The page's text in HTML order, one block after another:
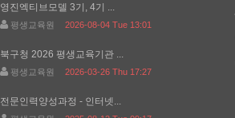
영진엑티브모델 3기, 4기 ...
평생교육원 2026-08-04 Tue 13:01
북구청 2026 평생교육기관 ...
평생교육원 2026-03-26 Thu 17:27
전문인력양성과정 - 인터넷...